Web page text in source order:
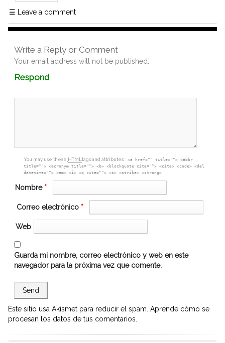
☰ Leave a comment
Write a Reply or Comment
Your email address will not be published.
RespondComment
box
You may use these HTML tags and attributes:
<a href="" title=""> <abbr
title=""> <acronym title=""> <b> <blockquote cite=""> <cite> <code> <del
datetime=""> <em> <i> <q cite=""> <s> <strike> <strong>
Nombre *
Correo electrónico *
Web
Guarda mi nombre, correo electrónico y web en este
navegador para la próxima vez que comente.
Este sitio usa Akismet para reducir el spam. Aprende cómo se
procesan los datos de tus comentarios.